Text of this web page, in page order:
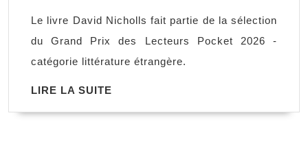
vous
ici,
David
Le livre David Nicholls fait partie de la sélection
du Grand Prix des Lecteurs Pocket 2026 -
catégorie littérature étrangère.
LIRE LA SUITE